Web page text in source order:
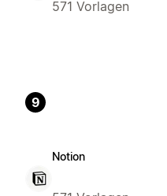
571 Vorlagen
9
Notion